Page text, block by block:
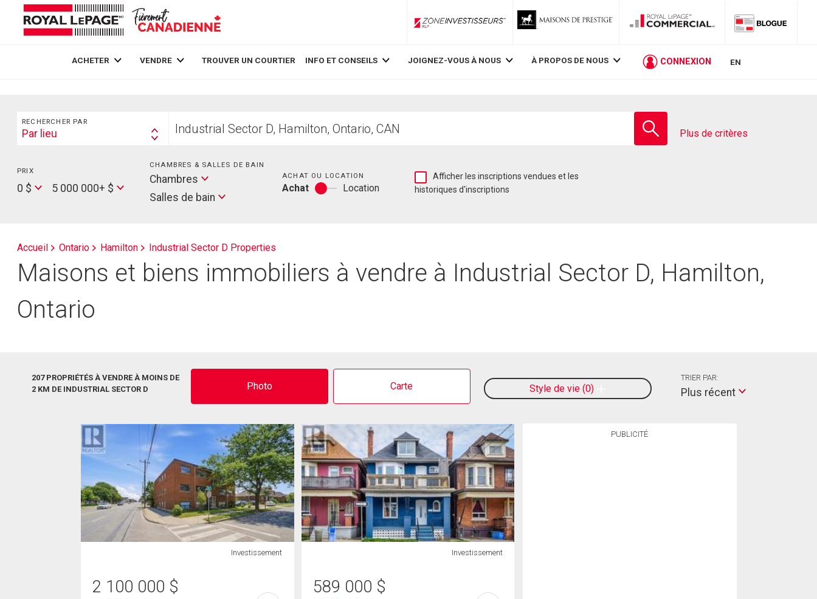
ZoneInvestisseurs RLP
ACHETER VENDRE TROUVER UN COURTIER INFO ET CONSEILS JOIGNEZ-VOUS À NOUS À PROPOS DE NOUS CONNEXION EN
Rechercher
RECHERCHER PAR
Search
Par lieu
votre
Plus de critères
PRIX
Price
0 $
Max
5 000 000+ $
CHAMBRES & SALLES DE BAIN
Chambres
bain
Salles de bain
ACHAT OU LOCATION
Achat
Achat
Location
Afficher
les
Afficher les inscriptions vendues et les
historiques d'inscriptions
Accueil Ontario Hamilton Industrial Sector D Properties
Maisons et biens immobiliers à vendre à Industrial Sector D, Hamilton,
Ontario
207 PROPRIÉTÉS À VENDRE À MOINS DE
2 KM DE INDUSTRIAL SECTOR D
Photo Carte Style de vie 0
TRIER PAR:
Plus récent
PUBLICITÉ
Investissement
2 100 000 $
Investissement
589 000 $